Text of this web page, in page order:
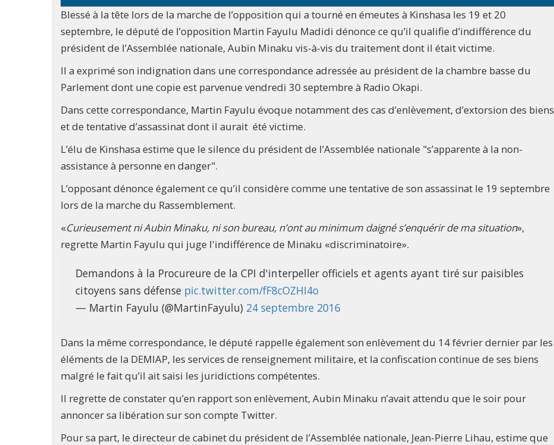
Blessé à la tête lors de la marche de l’opposition qui a tourné en émeutes à Kinshasa les 19 et 20
septembre, le député de l’opposition Martin Fayulu Madidi dénonce ce qu’il qualifie d’indifférence du
président de l’Assemblée nationale, Aubin Minaku vis-à-vis du traitement dont il était victime.
Il a exprimé son indignation dans une correspondance adressée au président de la chambre basse du
Parlement dont une copie est parvenue vendredi 30 septembre à Radio Okapi.
Dans cette correspondance, Martin Fayulu évoque notamment des cas d’enlèvement, d’extorsion des biens
et de tentative d’assassinat dont il aurait été victime.
L’élu de Kinshasa estime que le silence du président de l’Assemblée nationale "s’apparente à la non-
assistance à personne en danger".
L’opposant dénonce également ce qu’il considère comme une tentative de son assassinat le 19 septembre
lors de la marche du Rassemblement.
«Curieusement ni Aubin Minaku, ni son bureau, n’ont au minimum daigné s’enquérir de ma situation»,
regrette Martin Fayulu qui juge l'indifférence de Minaku «discriminatoire».
Demandons à la Procureure de la CPI d'interpeller officiels et agents ayant tiré sur paisibles
citoyens sans défense pic.twitter.com/fF8cOZHI4o
— Martin Fayulu (@MartinFayulu) 24 septembre 2016
Dans la même correspondance, le député rappelle également son enlèvement du 14 février dernier par les
éléments de la DEMIAP, les services de renseignement militaire, et la confiscation continue de ses biens
malgré le fait qu’il ait saisi les juridictions compétentes.
Il regrette de constater qu’en rapport son enlèvement, Aubin Minaku n’avait attendu que le soir pour
annoncer sa libération sur son compte Twitter.
Pour sa part, le directeur de cabinet du président de l’Assemblée nationale, Jean-Pierre Lihau, estime que